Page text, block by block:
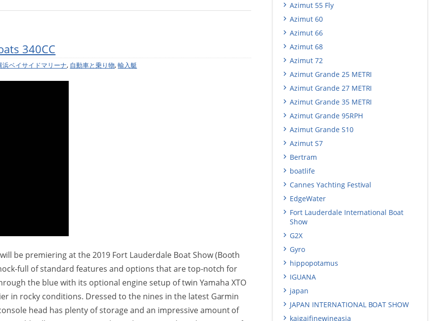
340CC
浜ベイサイドマリーナ, 自動車と乗り物,輸入艇
be premiering at the 2019 Fort Lauderdale Boat Show (Booth
full of standard features and options that are top-notch for
the blue with its optional engine setup of twin Yamaha XTO
in rocky conditions. Dressed to the nines in the latest Garmin
head has plenty of storage and an impressive amount of
Azimut 55 Fly
Azimut 60
Azimut 66
Azimut 68
Azimut 72
Azimut Grande 25 METRI
Azimut Grande 27 METRI
Azimut Grande 35 METRI
Azimut Grande 95RPH
Azimut Grande S10
Azimut S7
Bertram
boatlife
Cannes Yachting Festival
EdgeWater
Fort Lauderdale International Boat
Show
G2X
Gyro
hippopotamus
IGUANA
japan
JAPAN INTERNATIONAL BOAT SHOW
kaigaifinewineasia